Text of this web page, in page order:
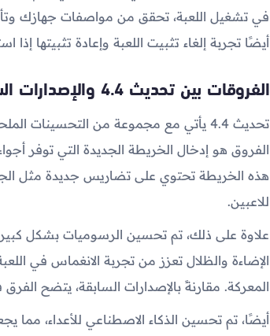
في تشغيل اللعبة، تحقق من مواصفات جهازك
أيضًا تجربة إلغاء تثبيت اللعبة وإعادة تثبيتها
الفروقات بين تحديث 4.4 والإصدارات السابقة
تحديث 4.4 يأتي مع مجموعة من التحسينات
الفروق هو إدخال الخريطة الجديدة التي توفر
هذه الخريطة تحتوي على تضاريس جديدة مثل
للاعبين.
علاوة على ذلك، تم تحسين الرسوميات بشكل
الإضاءة والظلال تعزز من تجربة الانغماس في
المعركة. مقارنةً بالإصدارات السابقة، يتضح
أيضًا، تم تحسين الذكاء الاصطناعي للأعداء، مما